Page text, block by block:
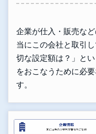
企業が仕入・販売な
当にこの会社と取引
切な設定額は？」と
をおこなうために必
す。